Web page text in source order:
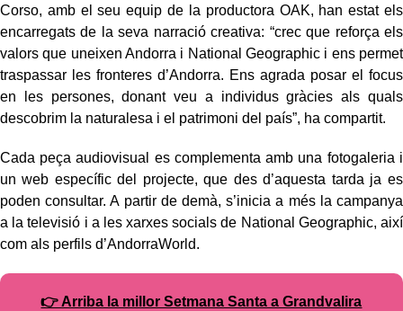
Corso, amb el seu equip de la productora OAK, han estat els
encarregats de la seva narració creativa: “crec que reforça els
valors que uneixen Andorra i National Geographic i ens permet
traspassar les fronteres d’Andorra. Ens agrada posar el focus
en les persones, donant veu a individus gràcies als quals
descobrim la naturalesa i el patrimoni del país”, ha compartit.
Cada peça audiovisual es complementa amb una fotogaleria i
un web específic del projecte, que des d’aquesta tarda ja es
poden consultar. A partir de demà, s’inicia a més la campanya
a la televisió i a les xarxes socials de National Geographic, així
com als perfils d’AndorraWorld.
👉 Arriba la millor Setmana Santa a Grandvalira